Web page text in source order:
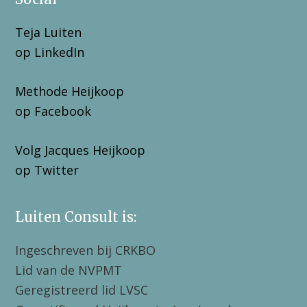
Teja Luiten
op LinkedIn
Methode Heijkoop
op Facebook
Volg Jacques Heijkoop
op Twitter
Luiten Consult is:
Ingeschreven bij CRKBO
Lid van de NVPMT
Geregistreerd lid LVSC